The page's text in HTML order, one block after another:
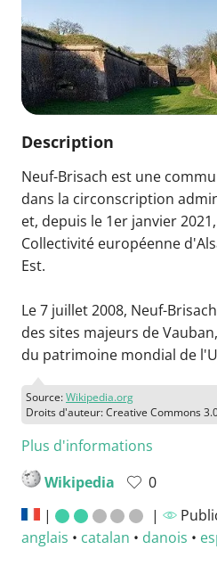
Description
Neuf-Brisach est une
dans la circonscription
et, depuis le 1er janvier
Collectivité européenne
Est.
Le 7 juillet 2008, Neuf-
des sites majeurs de
du patrimoine mondial de
Source:Wikipedia.org
Droits d'auteur: Creative Commons
Plus d'informations
Wikipedia
0
|
|
anglais • catalan • danois •